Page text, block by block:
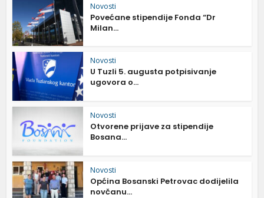
Novosti
Povećane stipendije Fonda “Dr
Milan...
Novosti
U Tuzli 5. augusta potpisivanje
ugovora o...
Novosti
Otvorene prijave za stipendije
Bosana...
Novosti
Općina Bosanski Petrovac dodijelila
novčanu...